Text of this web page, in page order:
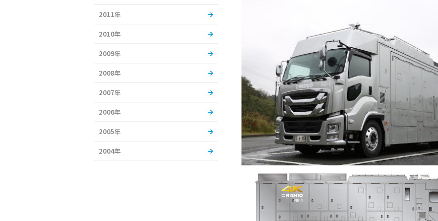
2011年
2010年
2009年
2008年
2007年
2006年
2005年
2004年